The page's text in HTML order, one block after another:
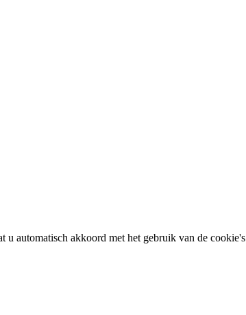
u automatisch akkoord met het gebruik van de